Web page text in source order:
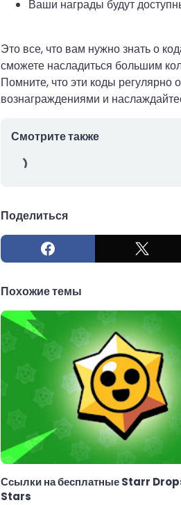
Ваши награды будут
Это все, что вам нужно знать о
сможете насладиться большим
Помните, что эти коды регулярно
вознаграждениями и
Смотрите также
Поделиться
Похожие темы
Ссылки на бесплатные Starr
Stars